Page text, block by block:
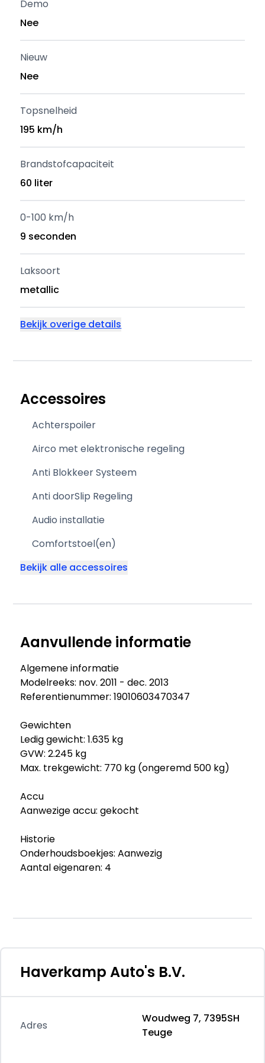
Demo
Nee
Nieuw
Nee
Topsnelheid
195 km/h
Brandstofcapaciteit
60 liter
0-100 km/h
9 seconden
Laksoort
metallic
Bekijk overige details
Accessoires
Achterspoiler
Airco met elektronische regeling
Anti Blokkeer Systeem
Anti doorSlip Regeling
Audio installatie
Comfortstoel(en)
Bekijk alle accessoires
Aanvullende informatie
Algemene informatie
Modelreeks: nov. 2011 - dec. 2013
Referentienummer: 19010603470347
Gewichten
Ledig gewicht: 1.635 kg
GVW: 2.245 kg
Max. trekgewicht: 770 kg (ongeremd 500 kg)
Accu
Aanwezige accu: gekocht
Historie
Onderhoudsboekjes: Aanwezig
Aantal eigenaren: 4
Financiële informatie
BTW/marge: BTW niet verrekenbaar voor
ondernemers (margeregeling)
Productveiligheid
Fabrikant: Haverkamp Auto's B.V. Woudweg 7
Haverkamp Auto's B.V.
Adres
Woudweg 7, 7395SH
Teuge